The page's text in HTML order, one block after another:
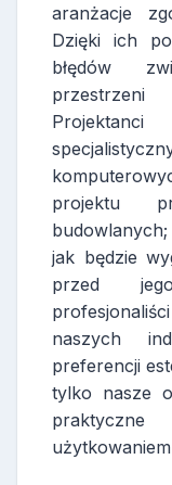
aranżacje
Dzięki ich
błędów
przestrzeni
projektu
jak będzie
przed
naszych
preferencji
tylko nasze